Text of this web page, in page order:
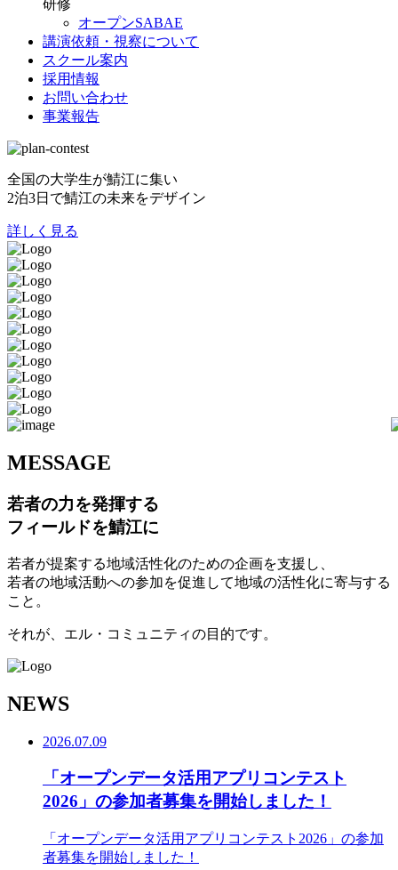
研修
オープンSABAE
講演依頼・視察について
スクール案内
採用情報
お問い合わせ
事業報告
全国の大学生が鯖江に集い
2泊3日で鯖江の未来をデザイン
詳しく見る
MESSAGE
若者の力を発揮する
フィールドを鯖江に
若者が提案する地域活性化のための企画を支援し、
若者の地域活動への参加を促進して地域の活性化に寄与する
こと。
それが、エル・コミュニティの目的です。
NEWS
2026.07.09
「オープンデータ活用アプリコンテスト
2026」の参加者募集を開始しました！
「オープンデータ活用アプリコンテスト2026」の参加
者募集を開始しました！